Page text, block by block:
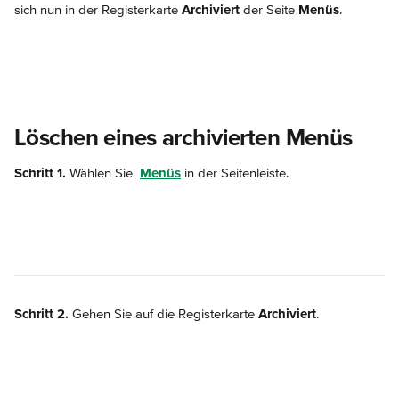
sich nun in der Registerkarte Archiviert der Seite Menüs.
Löschen eines archivierten Menüs
Schritt 1. Wählen Sie Menüs in der Seitenleiste.
Schritt 2. Gehen Sie auf die Registerkarte Archiviert.